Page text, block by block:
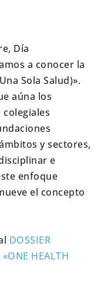
Día
a conocer la
Sola Salud)».
aúna los
y sectores,
e
enfoque
el concepto
DOSSIER
HEALTH